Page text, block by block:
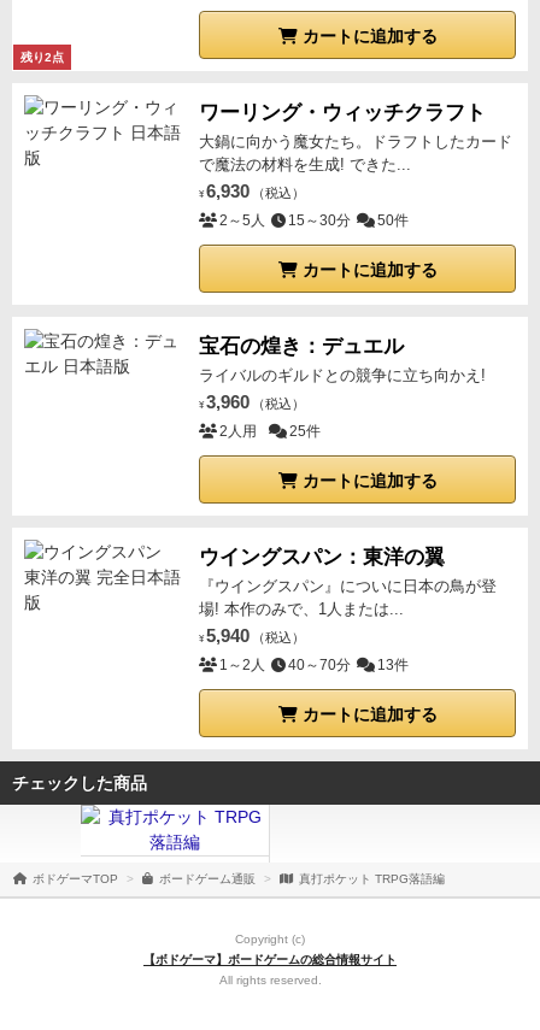
っと頭に入っていく美しい導線ですが）。スリーブと
カードが主体のコンポーネント
に入れると、元々のコンパクトなパッケージに収まら
なくなってしまいます。（尤も、カードサイズが特殊
すぎた初代『真打』の苦労に比べれば、贅沢な悩みで
はあるのですが……！）まとめ：1人で編み上げる、
完璧な「一席」元々あった「落語の要素」を見事に抽
象化した粋なイラストや、ルールそのもののシンプル
さはシリーズ共通の魅力として健在です。その上で、
追加コンポーネント（ダイス）のノイズを感じさせな
いゲーム性
数々の条件戦がもたらす深い戦略性
「制限の中で最適解を叩き出すパズル」が好きな方に
は刺さる作品です。
残り2点
カートに追加する
ワーリング・ウィッチクラフト
大鍋に向かう魔女たち。ドラフトしたカード
で魔法の材料を生成! できた...
¥ 6,930 （税込）
2～5人 15～30分 50件
カートに追加する
宝石の煌き：デュエル
ライバルのギルドとの競争に立ち向かえ!
¥ 3,960 （税込）
2人用 25件
カートに追加する
ウイングスパン：東洋の翼
『ウイングスパン』についに日本の鳥が登
場! 本作のみで、1人または...
¥ 5,940 （税込）
1～2人 40～70分 13件
カートに追加する
チェックした商品
ボドゲーマTOP ボードゲーム通販 真打ポケット TRPG落語編
Copyright (c)
【ボドゲーマ】ボードゲームの総合情報サイト
All rights reserved.